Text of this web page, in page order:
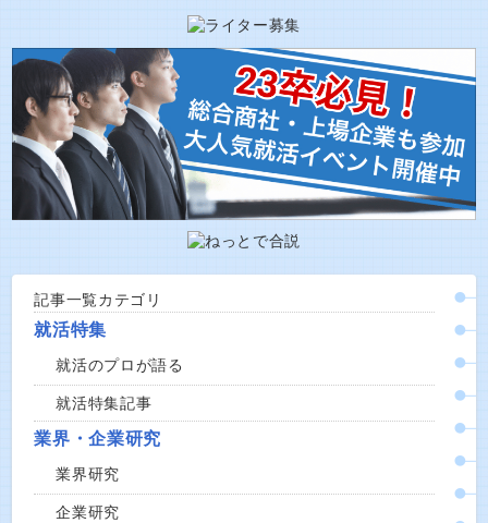
記事一覧カテゴリ
就活特集
就活のプロが語る
就活特集記事
業界・企業研究
業界研究
企業研究